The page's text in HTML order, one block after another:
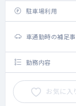
駐車場利用
車通勤時の補足
勤務内容
お気に入